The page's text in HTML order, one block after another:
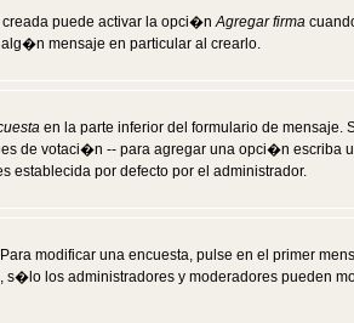
creada puede activar la opci�nAgregar firma
mensaje en particular al crearlo.
en la parte inferior del formulario de
de votaci�n -- para agregar una opci�n escriba
por defecto por el administrador.
modificar una encuesta, pulse en el primer
los administradores y moderadores pueden